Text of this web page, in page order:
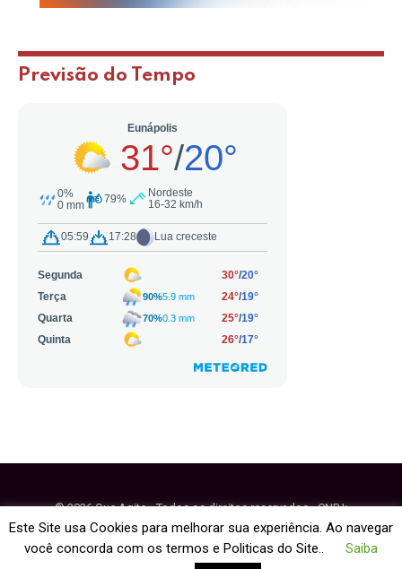
Previsão do Tempo
© 2026 Que Agito - Todos os direitos reservados - CNPJ:
64.884.270/0001-95
Política de Cookies
Este Site usa Cookies para melhorar sua experiência. Ao navegar
você concorda com os termos e Politicas do Site..
Saiba